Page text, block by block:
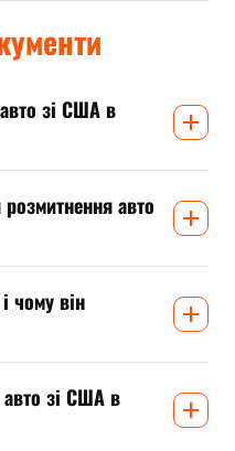
зі США в
авто
чому він
авто зі США в